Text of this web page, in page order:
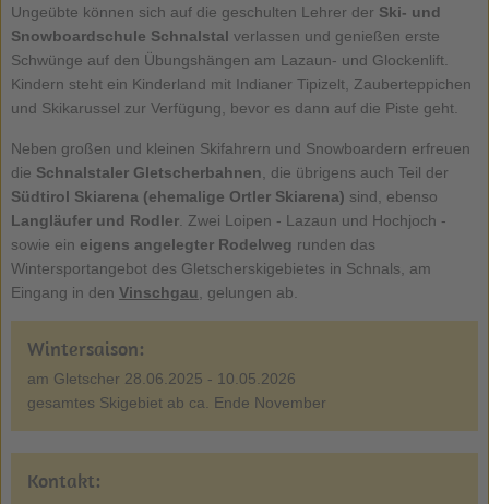
Ungeübte können sich auf die geschulten Lehrer der Ski- und
Snowboardschule Schnalstal verlassen und genießen erste
Schwünge auf den Übungshängen am Lazaun- und Glockenlift.
Kindern steht ein Kinderland mit Indianer Tipizelt, Zauberteppichen
und Skikarussel zur Verfügung, bevor es dann auf die Piste geht.
Neben großen und kleinen Skifahrern und Snowboardern erfreuen
die Schnalstaler Gletscherbahnen , die übrigens auch Teil der
Südtirol Skiarena (ehemalige Ortler Skiarena) sind, ebenso
Langläufer und Rodler. Zwei Loipen - Lazaun und Hochjoch -
sowie ein eigens angelegter Rodelweg runden das
Wintersportangebot des Gletscherskigebietes in Schnals, am
Eingang in den Vinschgau , gelungen ab.
Wintersaison:
am Gletscher 28.06.2025 - 10.05.2026
gesamtes Skigebiet ab ca. Ende November
Kontakt: